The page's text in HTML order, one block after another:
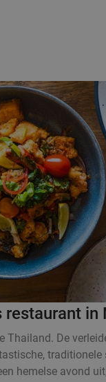
restaurant
De
hemelse avond